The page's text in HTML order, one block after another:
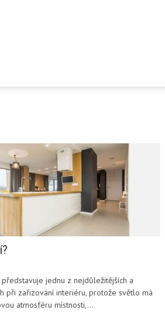
jednu z nejdůležitějších a
při zařizování interiéru, protože světlo má
atmosféru místnosti,...